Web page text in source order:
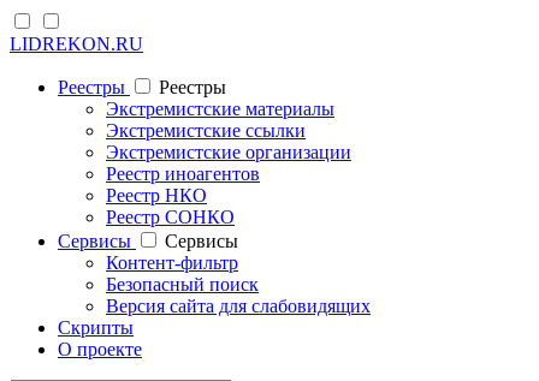
LIDREKON.RU
Реестры
Реестры
Экстремистские материалы
Экстремистские ссылки
Экстремистские организации
Реестр иноагентов
Реестр НКО
Реестр СОНКО
Cервисы
Cервисы
Контент-фильтр
Безопасный поиск
Версия сайта для слабовидящих
Скрипты
О проекте